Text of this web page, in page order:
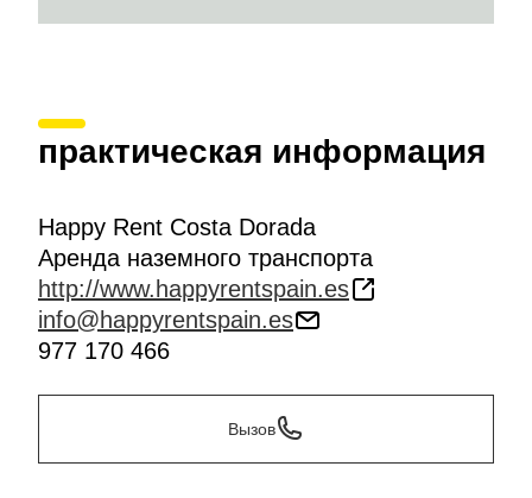
практическая информация
Happy Rent Costa Dorada
Аренда наземного транспорта
http://www.happyrentspain.es
info@happyrentspain.es
977 170 466
Вызов